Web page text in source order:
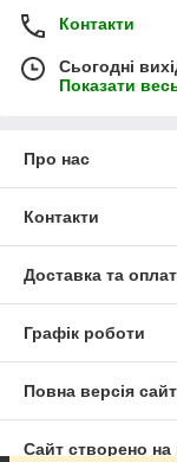
Контакти
Сьогодні
Показати
Про нас
Контакти
Доставка та
Графік роботи
Повна версія
Сайт створено на